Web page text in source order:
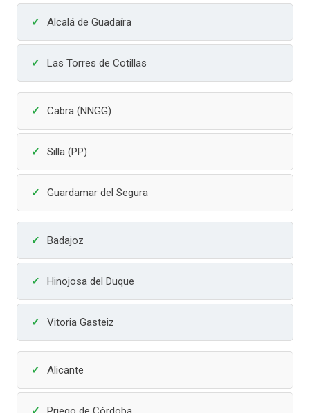
Alcalá de Guadaíra
Las Torres de Cotillas
Cabra (NNGG)
Silla (PP)
Guardamar del Segura
Badajoz
Hinojosa del Duque
Vitoria Gasteiz
Alicante